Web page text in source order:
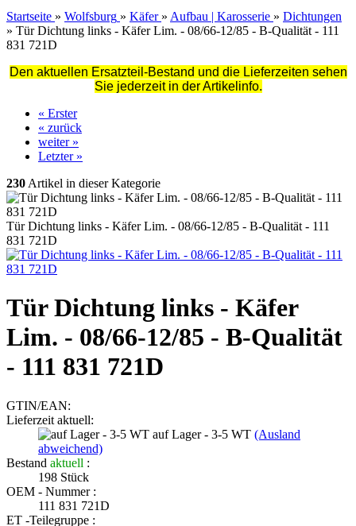
Startseite » Wolfsburg » Käfer » Aufbau | Karosserie » Dichtungen
» Tür Dichtung links - Käfer Lim. - 08/66-12/85 - B-Qualität - 111
831 721D
Den aktuellen Ersatzteil-Bestand und die Lieferzeiten sehen
Sie jederzeit in der Artikelinfo.
« Erster
« zurück
weiter »
Letzter »
230 Artikel in dieser Kategorie
Tür Dichtung links - Käfer Lim. - 08/66-12/85 - B-Qualität - 111
831 721D
Tür Dichtung links - Käfer
Lim. - 08/66-12/85 - B-Qualität
- 111 831 721D
GTIN/EAN:
Lieferzeit aktuell:
auf Lager - 3-5 WT (Ausland
abweichend)
Bestand aktuell :
198 Stück
OEM - Nummer :
111 831 721D
ET -Teilegruppe :